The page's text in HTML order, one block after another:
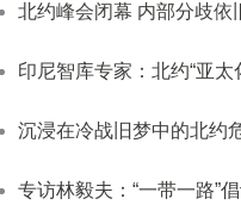
北约峰会闭幕 内部分歧依
印尼智库专家：北约“亚太
沉浸在冷战旧梦中的北约
专访林毅夫：“一带一路”